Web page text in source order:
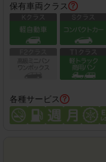
保有車両クラス
各種サービス